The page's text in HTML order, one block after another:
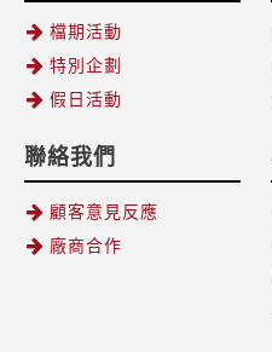
檔期活動
特別企劃
假日活動
聯絡我們
顧客意見反應
廠商合作